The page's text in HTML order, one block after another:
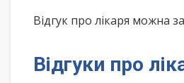
Відгук про лікаря можна
Відгуки про